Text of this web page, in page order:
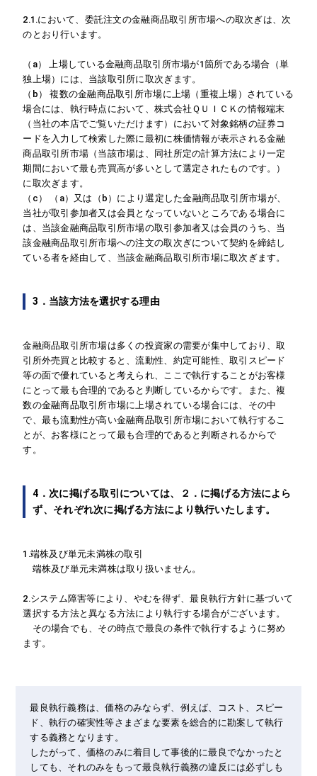
2.1.において、委託注文の金融商品取引所市場への取次ぎは、次
のとおり行います。
（a） 上場している金融商品取引所市場が1箇所である場合（単
独上場）には、当該取引所に取次ぎます。
（b） 複数の金融商品取引所市場に上場（重複上場）されている
場合には、執行時点において、株式会社ＱＵＩＣＫの情報端末
（当社の本店でご覧いただけます）において対象銘柄の証券コ
ードを入力して検索した際に最初に株価情報が表示される金融
商品取引所市場（当該市場は、同社所定の計算方法により一定
期間において最も売買高が多いとして選定されたものです。）
に取次ぎます。
（c） （a）又は（b）により選定した金融商品取引所市場が、
当社が取引参加者又は会員となっていないところである場合に
は、当該金融商品取引所市場の取引参加者又は会員のうち、当
該金融商品取引所市場への注文の取次ぎについて契約を締結し
ている者を経由して、当該金融商品取引所市場に取次ぎます。
3．当該方法を選択する理由
金融商品取引所市場は多くの投資家の需要が集中しており、取
引所外売買と比較すると、流動性、約定可能性、取引スピード
等の面で優れていると考えられ、ここで執行することがお客様
にとって最も合理的であると判断しているからです。また、複
数の金融商品取引所市場に上場されている場合には、その中
で、最も流動性が高い金融商品取引所市場において執行するこ
とが、お客様にとって最も合理的であると判断されるからで
す。
4．次に掲げる取引については、２．に掲げる方法によら
ず、それぞれ次に掲げる方法により執行いたします。
1.端株及び単元未満株の取引
端株及び単元未満株は取り扱いません。
2.システム障害等により、やむを得ず、最良執行方針に基づいて
選択する方法と異なる方法により執行する場合がございます。
その場合でも、その時点で最良の条件で執行するように努め
ます。
最良執行義務は、価格のみならず、例えば、コスト、スピー
ド、執行の確実性等さまざまな要素を総合的に勘案して執行
する義務となります。
したがって、価格のみに着目して事後的に最良でなかったと
しても、それのみをもって最良執行義務の違反には必ずしも